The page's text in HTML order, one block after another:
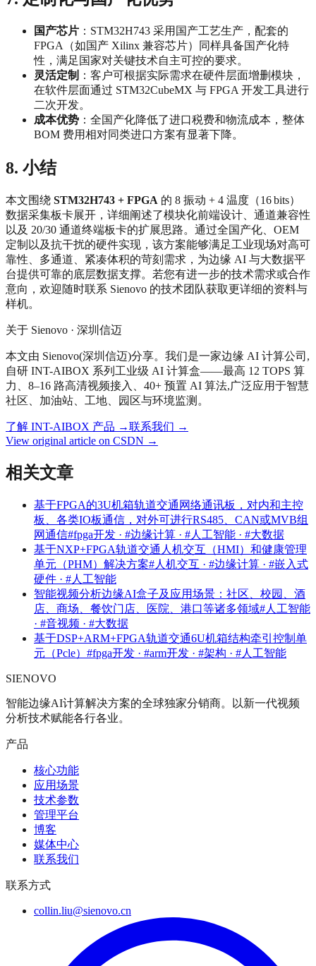
国产芯片 ：STM32H743 采用国产工艺生产，配套的
FPGA（如国产 Xilinx 兼容芯片）同样具备国产化特
性，满足国家对关键技术自主可控的要求。
灵活定制 ：客户可根据实际需求在硬件层面增删模块，
在软件层面通过 STM32CubeMX 与 FPGA 开发工具进行
二次开发。
成本优势 ：全国产化降低了进口税费和物流成本，整体
BOM 费用相对同类进口方案有显著下降。
8. 小结
本文围绕 STM32H743 + FPGA 的 8 振动 + 4 温度（16 bits）
数据采集板卡展开，详细阐述了模块化前端设计、通道兼容性
以及 20/30 通道终端板卡的扩展思路。通过全国产化、OEM
定制以及抗干扰的硬件实现，该方案能够满足工业现场对高可
靠性、多通道、紧凑体积的苛刻需求，为边缘 AI 与大数据平
台提供可靠的底层数据支撑。若您有进一步的技术需求或合作
意向，欢迎随时联系 Sienovo 的技术团队获取更详细的资料与
样机。
关于 Sienovo · 深圳信迈
本文由 Sienovo(深圳信迈)分享。我们是一家边缘 AI 计算公司,
自研 INT-AIBOX 系列工业级 AI 计算盒——最高 12 TOPS 算
力、8–16 路高清视频接入、40+ 预置 AI 算法,广泛应用于智慧
社区、加油站、工地、园区与环境监测。
了解 INT-AIBOX 产品 →联系我们 →
View original article on CSDN →
相关文章
基于FPGA的3U机箱轨道交通网络通讯板，对内和主控
板、各类IO板通信，对外可进行RS485、CAN或MVB组
网通信#fpga开发 · #边缘计算 · #人工智能 · #大数据
基于NXP+FPGA轨道交通人机交互（HMI）和健康管理
单元（PHM）解决方案#人机交互 · #边缘计算 · #嵌入式
硬件 · #人工智能
智能视频分析边缘AI盒子及应用场景：社区、校园、酒
店、商场、餐饮门店、医院、港口等诸多领域#人工智能
· #音视频 · #大数据
基于DSP+ARM+FPGA轨道交通6U机箱结构牵引控制单
元（Pcle） #fpga开发 · #arm开发 · #架构 · #人工智能
SIENOVO
智能边缘AI计算解决方案的全球独家分销商。以新一代视频
分析技术赋能各行各业。
产品
核心功能
应用场景
技术参数
管理平台
博客
媒体中心
联系我们
联系方式
collin.liu@sienovo.cn